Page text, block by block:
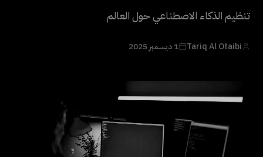
تنظيم الذكاء الاصطناعي حول العالم
Tariq Al Otaibi 1 ديسمبر 2025